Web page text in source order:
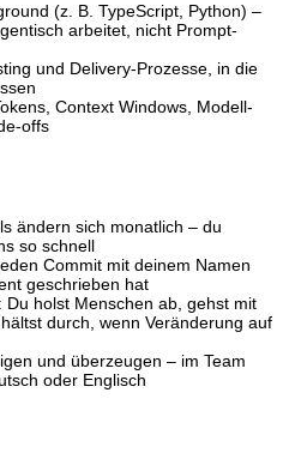
(z. B. TypeScript, Python) –
arbeitet, nicht Prompt-
und Delivery-Prozesse, in die
Context Windows, Modell-
offs
ändern sich monatlich – du
so schnell
Commit mit deinem Namen
geschrieben hat
holst Menschen ab, gehst mit
durch, wenn Veränderung auf
und überzeugen – im Team
oder Englisch